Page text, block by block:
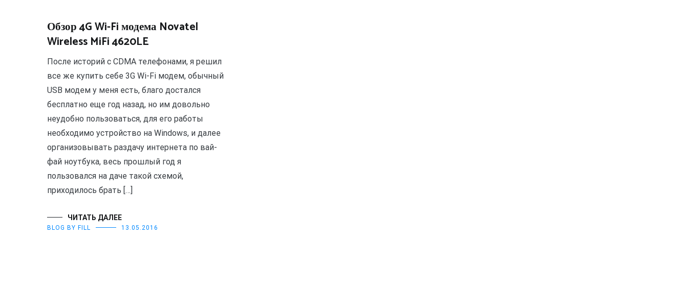
Обзор 4G Wi-Fi модема Novatel
Wireless MiFi 4620LE
После историй с CDMA телефонами, я решил
все же купить себе 3G Wi-Fi модем, обычный
USB модем у меня есть, благо достался
бесплатно еще год назад, но им довольно
неудобно пользоваться, для его работы
необходимо устройство на Windows, и далее
организовывать раздачу интернета по вай-
фай ноутбука, весь прошлый год я
пользовался на даче такой схемой,
приходилось брать […]
ЧИТАТЬ ДАЛЕЕ
BLOG BY FILL 13.05.2016